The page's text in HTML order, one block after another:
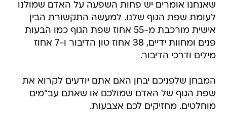
שאנחנו אומרים יש פחות השפעה על האדם שמולנו
לעומת שפת הגוף שלנו. למעשה התקשורת הבין
אישית מורכבת מ-55 אחוז שפת הגוף כמו הבעות
פנים ומחוות ידיים, 38 אחוז טון הדיבור ו-7 אחוז
מילים ודרכי הדיבור.
המבחן שלפניכם יבחן האם אתם יודעים לקרוא את
שפת הגוף של האדם שמולכם או שאתם עב"מים
מוחלטים. מחזיקים לכם אצבעות.